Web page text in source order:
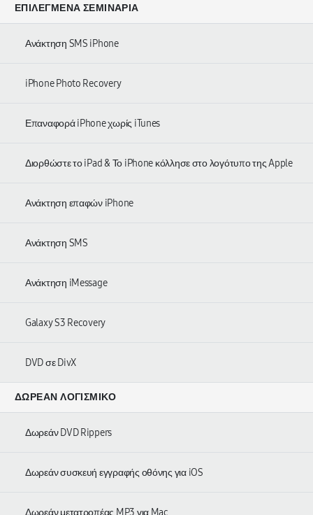
ΕΠΙΛΕΓΜΈΝΑ ΣΕΜΙΝΆΡΙΑ
Ανάκτηση SMS iPhone
iPhone Photo Recovery
Επαναφορά iPhone χωρίς iTunes
Διορθώστε το iPad & Το iPhone κόλλησε στο λογότυπο της Apple
Ανάκτηση επαφών iPhone
Ανάκτηση SMS
Ανάκτηση iMessage
Galaxy S3 Recovery
DVD σε DivX
ΔΩΡΕΆΝ ΛΟΓΙΣΜΙΚΌ
Δωρεάν DVD Rippers
Δωρεάν συσκευή εγγραφής οθόνης για iOS
Δωρεάν μετατροπέας MP3 για Mac